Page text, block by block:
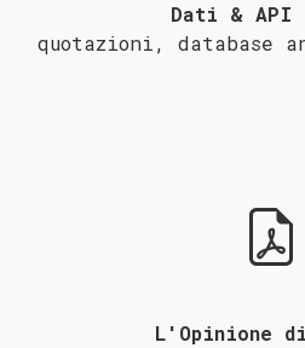
Dati & API
quotazioni, database
L'Opinione